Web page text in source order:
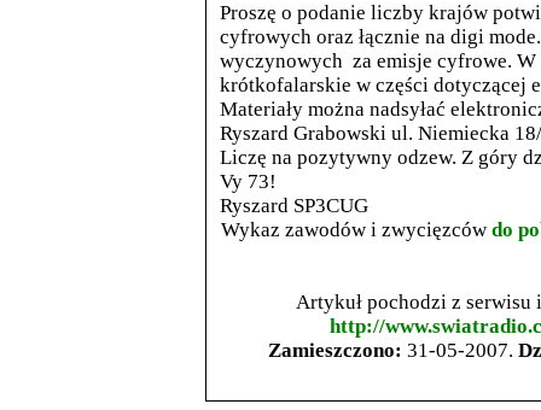
Proszę o podanie liczby krajów
cyfrowych oraz łącznie na digi
wyczynowych za emisje cyfrowe. W
krótkofalarskie w części dotyczącej
Materiały można nadsyłać
Ryszard Grabowski ul. Niemiecka
Liczę na pozytywny odzew. Z góry
Vy 73!
Ryszard SP3CUG
Wykaz zawodów i zwycięzców do
Artykuł pochodzi z
http://
Zamieszczono: 31-05-2007.